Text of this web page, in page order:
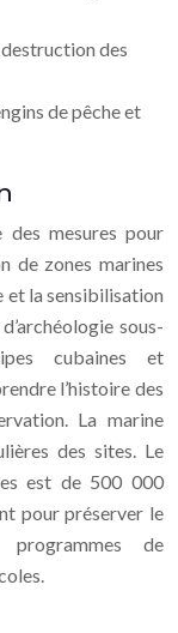
des
de pêche et
mesures pour
de zones marines
et la sensibilisation
sous-
cubaines et
l’histoire des
La marine
des sites. Le
est de 500 000
pour préserver le
programmes de